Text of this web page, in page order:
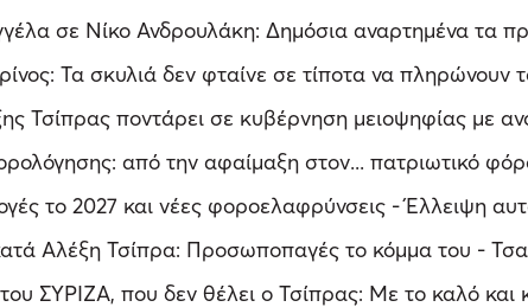
σε Νίκο Ανδρουλάκη: Δημόσια αναρτημένα τα
Τα σκυλιά δεν φταίνε σε τίποτα να
Τσίπρας ποντάρει σε κυβέρνηση μειοψηφίας με
από την αφαίμαξη στον... πατριωτικό
το 2027 και νέες φοροελαφρύνσεις - Έλλειψη
Αλέξη Τσίπρα: Προσωποπαγές το κόμμα του -
ΣΥΡΙΖΑ, που δεν θέλει ο Τσίπρας: Με το καλό και